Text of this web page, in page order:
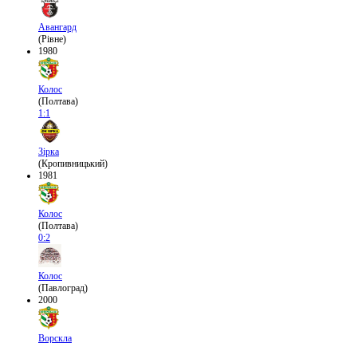
Авангард
(Рівне)
1980
Колос
(Полтава)
1:1
Зірка
(Кропивницький)
1981
Колос
(Полтава)
0:2
Колос
(Павлоград)
2000
Ворскла